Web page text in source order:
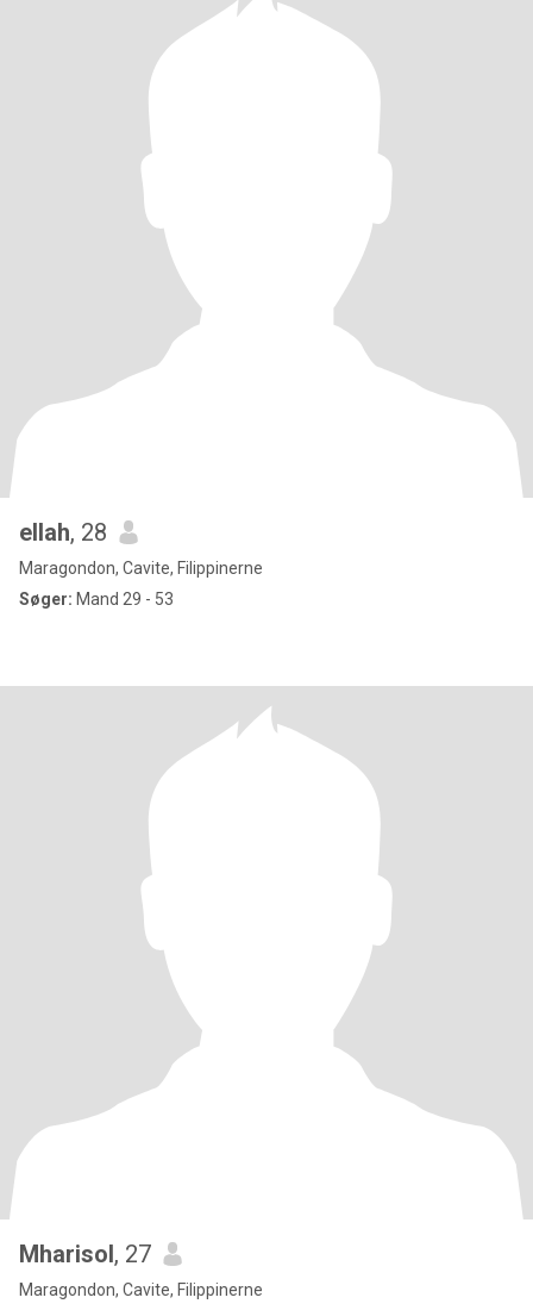
ellah, 28
Maragondon, Cavite, Filippinerne
Søger: Mand 29 - 53
Mharisol, 27
Maragondon, Cavite, Filippinerne